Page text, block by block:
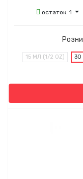
остаток:1
15 МЛ (1/2 OZ) 30